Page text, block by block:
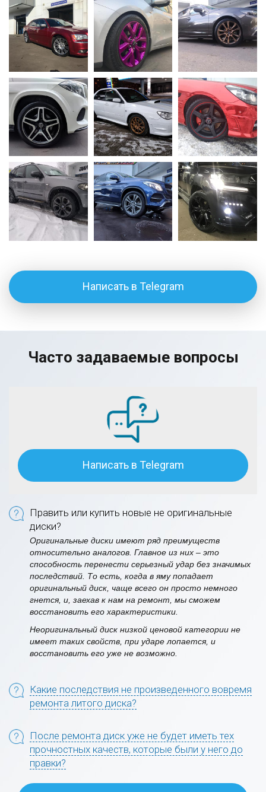
Написать в Telegram
Часто задаваемые вопросы
Написать в Telegram
Править или купить новые не оригинальные
диски?
Оригинальные диски имеют ряд преимуществ
относительно аналогов. Главное из них – это
способность перенести серьезный удар без значимых
последствий. То есть, когда в яму попадает
оригинальный диск, чаще всего он просто немного
гнется, и, заехав к нам на ремонт, мы сможем
восстановить его характеристики.
Неоригинальный диск низкой ценовой категории не
имеет таких свойств, при ударе лопается, и
восстановить его уже не возможно.
Какие последствия не произведенного вовремя
ремонта литого диска?
После ремонта диск уже не будет иметь тех
прочностных качеств, которые были у него до
правки?